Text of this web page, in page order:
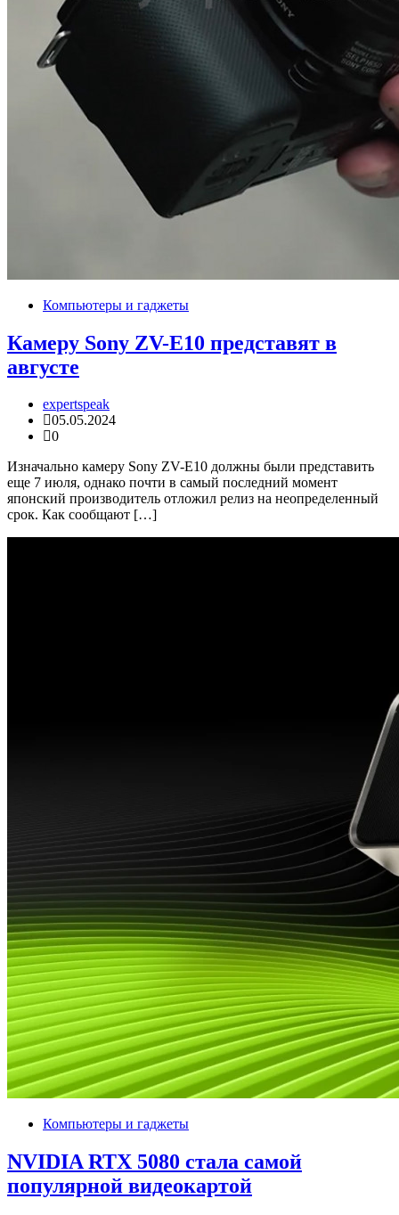
Компьютеры и гаджеты
Камеру Sony ZV-E10 представят в
августе
expertspeak
05.05.2024
0
Изначально камеру Sony ZV-E10 должны были представить
еще 7 июля, однако почти в самый последний момент
японский производитель отложил релиз на неопределенный
срок. Как сообщают […]
Компьютеры и гаджеты
NVIDIA RTX 5080 стала самой
популярной видеокартой